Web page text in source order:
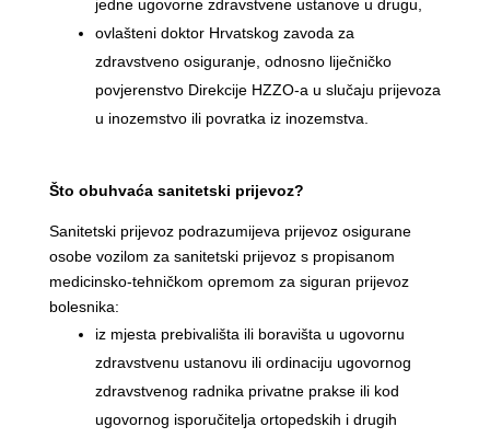
jedne ugovorne zdravstvene ustanove u drugu,
ovlašteni doktor Hrvatskog zavoda za
zdravstveno osiguranje, odnosno liječničko
povjerenstvo Direkcije HZZO-a u slučaju prijevoza
u inozemstvo ili povratka iz inozemstva.
Što obuhvaća sanitetski prijevoz?
Sanitetski prijevoz podrazumijeva prijevoz osigurane
osobe vozilom za sanitetski prijevoz s propisanom
medicinsko-tehničkom opremom za siguran prijevoz
bolesnika:
iz mjesta prebivališta ili boravišta u ugovornu
zdravstvenu ustanovu ili ordinaciju ugovornog
zdravstvenog radnika privatne prakse ili kod
ugovornog isporučitelja ortopedskih i drugih